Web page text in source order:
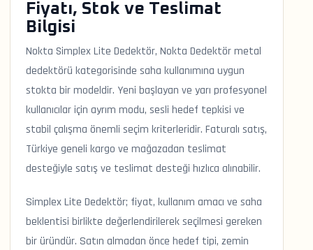
Fiyatı, Stok ve Teslimat
Bilgisi
Nokta Simplex Lite Dedektör, Nokta Dedektör metal
dedektörü kategorisinde saha kullanımına uygun
stokta bir modeldir. Yeni başlayan ve yarı profesyonel
kullanıcılar için ayrım modu, sesli hedef tepkisi ve
stabil çalışma önemli seçim kriterleridir. Faturalı satış,
Türkiye geneli kargo ve mağazadan teslimat
desteğiyle satış ve teslimat desteği hızlıca alınabilir.
Simplex Lite Dedektör; fiyat, kullanım amacı ve saha
beklentisi birlikte değerlendirilerek seçilmesi gereken
bir üründür. Satın almadan önce hedef tipi, zemin